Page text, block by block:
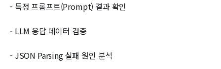
- 특정 프롬프트(Prompt) 결과 확인
- LLM 응답 데이터 검증
- JSON Parsing 실패 원인 분석